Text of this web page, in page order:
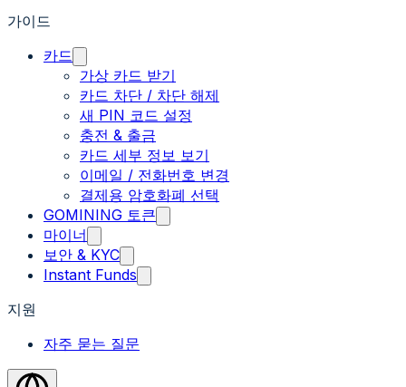
가이드
카드
가상 카드 받기
카드 차단 / 차단 해제
새 PIN 코드 설정
충전 & 출금
카드 세부 정보 보기
이메일 / 전화번호 변경
결제용 암호화폐 선택
GOMINING 토큰
마이너
보안 & KYC
Instant Funds
지원
자주 묻는 질문